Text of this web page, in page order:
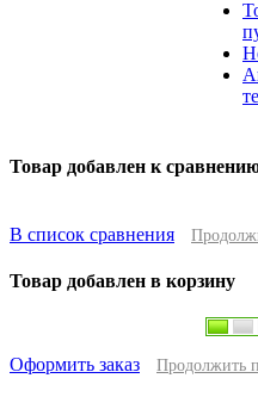
Товар добавлен к
В список сравнения
Товар добавлен в корзину
Оформить заказ Продолжить